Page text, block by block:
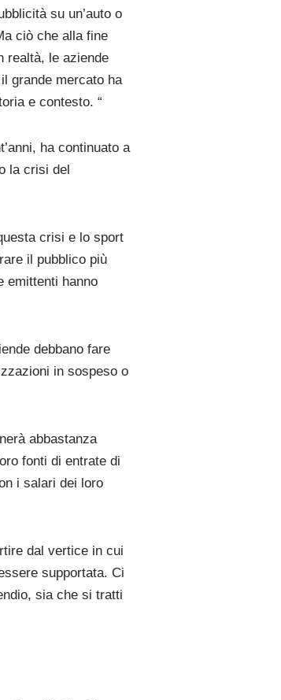
su un’auto o
ciò che alla fine
realtà, le aziende
grande mercato ha
e contesto. “
ha continuato a
la crisi del
crisi e lo sport
il pubblico più
emittenti hanno
debbano fare
in sospeso o
abbastanza
fonti di entrate di
i salari dei loro
dal vertice in cui
supportata. Ci
sia che si tratti